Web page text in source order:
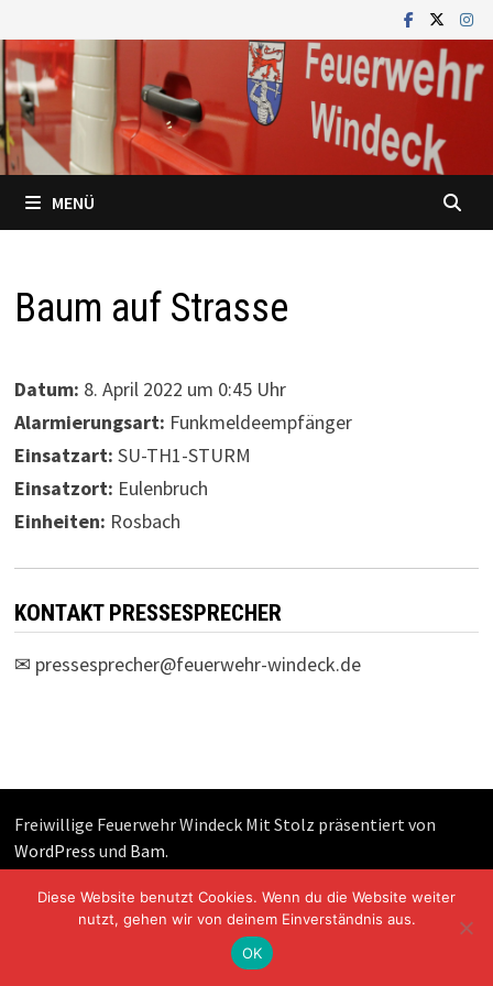
Inhalt
springen
MENÜ
Baum auf Strasse
Datum: 8. April 2022 um 0:45 Uhr
Alarmierungsart: Funkmeldeempfänger
Einsatzart: SU-TH1-STURM
Einsatzort: Eulenbruch
Einheiten: Rosbach
KONTAKT PRESSESPRECHER
✉ pressesprecher@feuerwehr-windeck.de
Freiwillige Feuerwehr Windeck Mit Stolz präsentiert von
WordPress und Bam.
Diese Website benutzt Cookies. Wenn du die Website weiter
nutzt, gehen wir von deinem Einverständnis aus.
OK